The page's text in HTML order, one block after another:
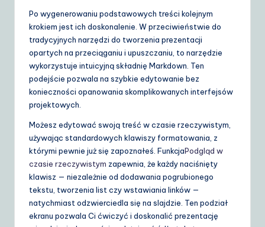
Po wygenerowaniu podstawowych treści kolejnym
krokiem jest ich doskonalenie. W przeciwieństwie do
tradycyjnych narzędzi do tworzenia prezentacji
opartych na przeciąganiu i upuszczaniu, to narzędzie
wykorzystuje intuicyjną składnię Markdown. Ten
podejście pozwala na szybkie edytowanie bez
konieczności opanowania skomplikowanych interfejsów
projektowych.
Możesz edytować swoją treść w czasie rzeczywistym,
używając standardowych klawiszy formatowania, z
którymi pewnie już się zapoznałeś. FunkcjaPodgląd w
czasie rzeczywistym zapewnia, że każdy naciśnięty
klawisz — niezależnie od dodawania pogrubionego
tekstu, tworzenia list czy wstawiania linków —
natychmiast odzwierciedla się na slajdzie. Ten podział
ekranu pozwala Ci ćwiczyć i doskonalić prezentację